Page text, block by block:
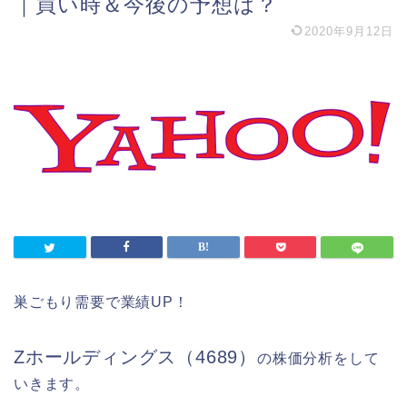
2020年9月12日
巣ごもり需要で業績UP！
Zホールディングス（4689）
の株価分析をして
いきます。